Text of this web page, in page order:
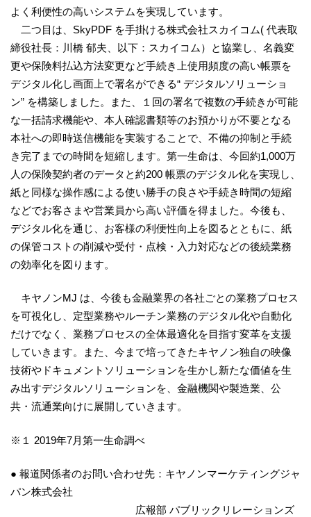
よく利便性の高いシステムを実現しています。
二つ目は、SkyPDF を手掛ける株式会社スカイコム( 代表取
締役社長：川橋 郁夫、以下：スカイコム）と協業し、名義変
更や保険料払込方法変更など手続き上使用頻度の高い帳票を
デジタル化し画面上で署名ができる“ デジタルソリューショ
ン” を構築しました。また、１回の署名で複数の手続きが可能
な一括請求機能や、本人確認書類等のお預かりが不要となる
本社への即時送信機能を実装することで、不備の抑制と手続
き完了までの時間を短縮します。第一生命は、今回約1,000万
人の保険契約者のデータと約200 帳票のデジタル化を実現し、
紙と同様な操作感による使い勝手の良さや手続き時間の短縮
などでお客さまや営業員から高い評価を得ました。今後も、
デジタル化を通じ、お客様の利便性向上を図るとともに、紙
の保管コストの削減や受付・点検・入力対応などの後続業務
の効率化を図ります。
キヤノンMJ は、今後も金融業界の各社ごとの業務プロセス
を可視化し、定型業務やルーチン業務のデジタル化や自動化
だけでなく、業務プロセスの全体最適化を目指す変革を支援
していきます。また、今まで培ってきたキヤノン独自の映像
技術やドキュメントソリューションを生かし新たな価値を生
み出すデジタルソリューションを、金融機関や製造業、公
共・流通業向けに展開していきます。
※１ 2019年7月第一生命調べ
● 報道関係者のお問い合わせ先：キヤノンマーケティングジャ
パン株式会社
広報部 パブリックリレーションズ